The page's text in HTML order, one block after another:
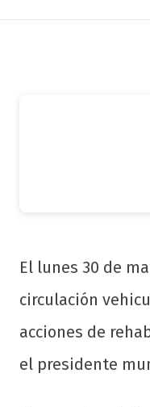
El lunes 30 de
circulación
acciones de
el presidente